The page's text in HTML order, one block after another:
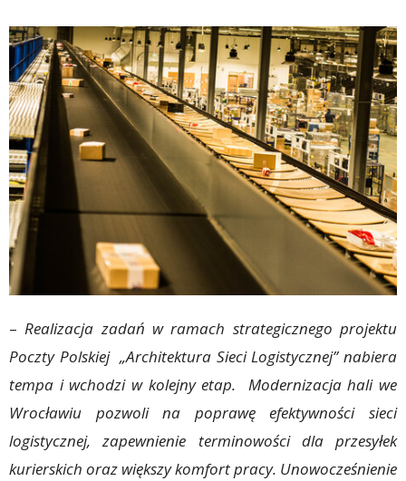
–Realizacja zadań w ramach strategicznego projektu
Poczty Polskiej „Architektura Sieci Logistycznej” nabiera
tempa i wchodzi w kolejny etap. Modernizacja hali we
Wrocławiu pozwoli na poprawę efektywności sieci
logistycznej, zapewnienie terminowości dla przesyłek
kurierskich oraz większy komfort pracy. Unowocześnienie